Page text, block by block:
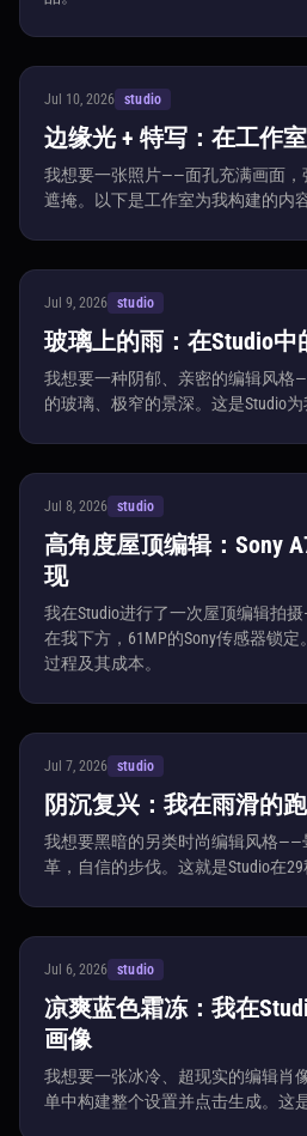
Jul 10, 2026 studio
边缘光 + 特写：在工作
我想要一张照片——面孔充满画面
遮掩。以下是工作室为我构建的内
Jul 9, 2026 studio
玻璃上的雨：在Studio
我想要一种阴郁、亲密的编辑风格
的玻璃、极窄的景深。这是Studio为
Jul 8, 2026 studio
高角度屋顶编辑：Sony
现
我在Studio进行了一次屋顶编辑拍
在我下方，61MP的Sony传感器锁
过程及其成本。
Jul 7, 2026 studio
阴沉复兴：我在雨滑的
我想要黑暗的另类时尚编辑风格——
革，自信的步伐。这就是Studio在
Jul 6, 2026 studio
凉爽蓝色霜冻：我在
画像
我想要一张冰冷、超现实的编辑肖
单中构建整个设置并点击生成。这